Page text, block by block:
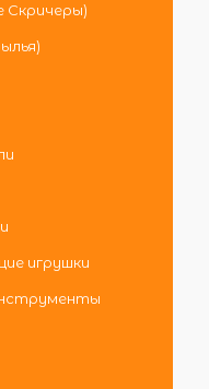
Скричеры)
игрушки